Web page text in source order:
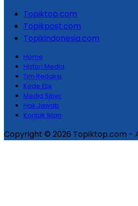
Topiktop.com
Topikpost.com
Topikindonesia.com
Home
Histori Media
Tim Redaksi
Kode Etik
Media Siber
Hak Jawab
Kontak Iklan
Copyright © 2026 Topiktop.com -